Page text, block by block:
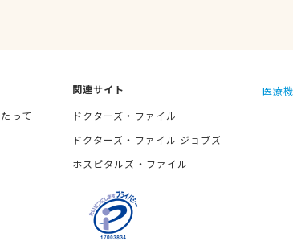
って
関連サイト
ドクターズ・ファイル
ドクターズ・ファイル ジョブズ
ホスピタルズ・ファイル
医療